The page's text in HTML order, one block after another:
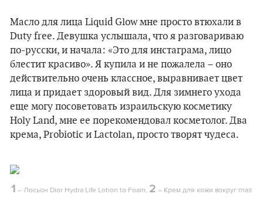
Масло для лица Liquid Glow мне просто втюхали в
Duty free. Девушка услышала, что я разговариваю
по-русски, и начала: «Это для инстаграма, лицо
блестит красиво». Я купила и не пожалела – оно
действительно очень классное, выравнивает цвет
лица и придает здоровый вид. Для зимнего ухода
еще могу посоветовать израильскую косметику
Holy Land, мне ее порекомендовал косметолог. Два
крема, Probiotic и Lactolan, просто творят чудеса.
1 – Лосьон Dior Hydra Life Lotion to Foam, 2 – Крем для кожи вокруг глаз